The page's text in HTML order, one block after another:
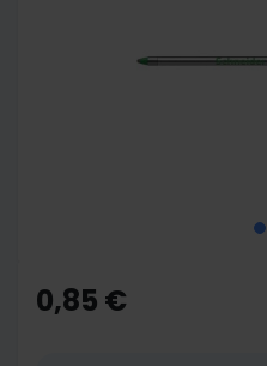
the
beginning
0,85 €